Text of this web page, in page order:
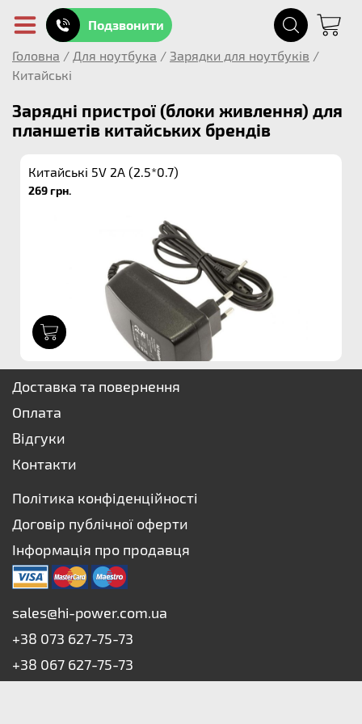
Подзвонити
Головна / Для ноутбука / Зарядки для ноутбуків /
Китайські
Зарядні пристрої (блоки живлення) для
планшетів китайських брендів
Китайські 5V 2A (2.5*0.7)
269 грн.
Доставка та повернення
Оплата
Відгуки
Контакти
Політика конфіденційності
Договір публічної оферти
Інформація про продавця
sales@hi-power.com.ua
+38 073 627-75-73
+38 067 627-75-73